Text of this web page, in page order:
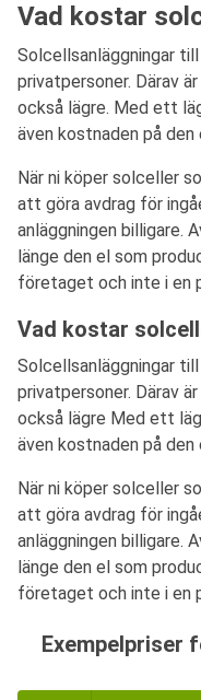
Vad kostar
Solcellsanläggningar
privatpersoner. Därav
också lägre. Med ett
även kostnaden på
När ni köper solceller
att göra avdrag för
anläggningen billigare.
länge den el som
företaget och inte i en
Vad kostar
Solcellsanläggningar
privatpersoner. Därav
också lägre Med ett
även kostnaden på
När ni köper solceller
att göra avdrag för
anläggningen billigare.
länge den el som
företaget och inte i en
Exempelpriser